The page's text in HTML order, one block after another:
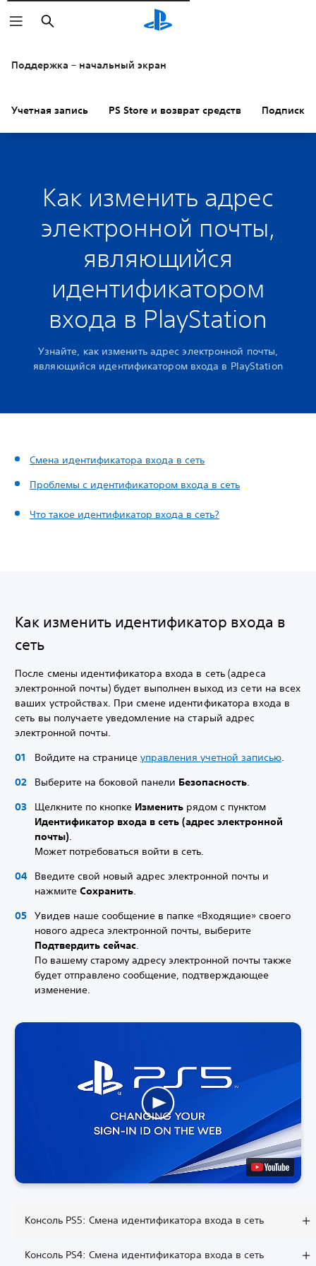
Поиск
Поддержка – начальный экран
Учетная запись PS Store и возврат средств Подписки
Как изменить адрес
электронной почты,
являющийся
идентификатором
входа в PlayStation
Узнайте, как изменить адрес электронной почты,
являющийся идентификатором входа в PlayStation
Смена идентификатора входа в сеть
Проблемы с идентификатором входа в сеть
Что такое идентификатор входа в сеть?
Как изменить идентификатор входа в
сеть
После смены идентификатора входа в сеть (адреса
электронной почты) будет выполнен выход из сети на всех
ваших устройствах. При смене идентификатора входа в
сеть вы получаете уведомление на старый адрес
электронной почты.
Войдите на странице управления учетной записью.
Выберите на боковой панели Безопасность.
Щелкните по кнопке Изменить рядом с пунктом
Идентификатор входа в сеть (адрес электронной
почты).
Может потребоваться войти в сеть.
Введите свой новый адрес электронной почты и
нажмите Сохранить.
Увидев наше сообщение в папке «Входящие» своего
нового адреса электронной почты, выберите
Подтвердить сейчас.
По вашему старому адресу электронной почты также
будет отправлено сообщение, подтверждающее
изменение.
Консоль PS5: Смена идентификатора входа в сеть
Консоль PS4: Смена идентификатора входа в сеть